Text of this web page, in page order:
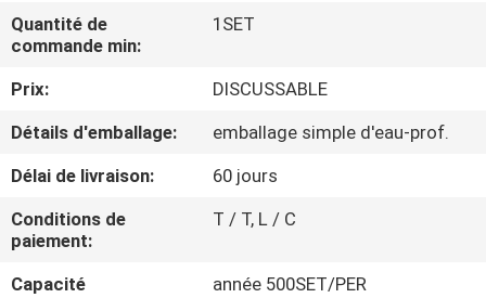
À
PROPOS
DE
NOUS
VISITE
DE
L'USINE
Quantité de
commande min:
1SET
Prix:
DISCUSSABLE
Détails d'emballage:
emballage simple d'eau-prof.
Délai de livraison:
60 jours
Conditions de
paiement:
T / T, L / C
Capacité
année 500SET/PER